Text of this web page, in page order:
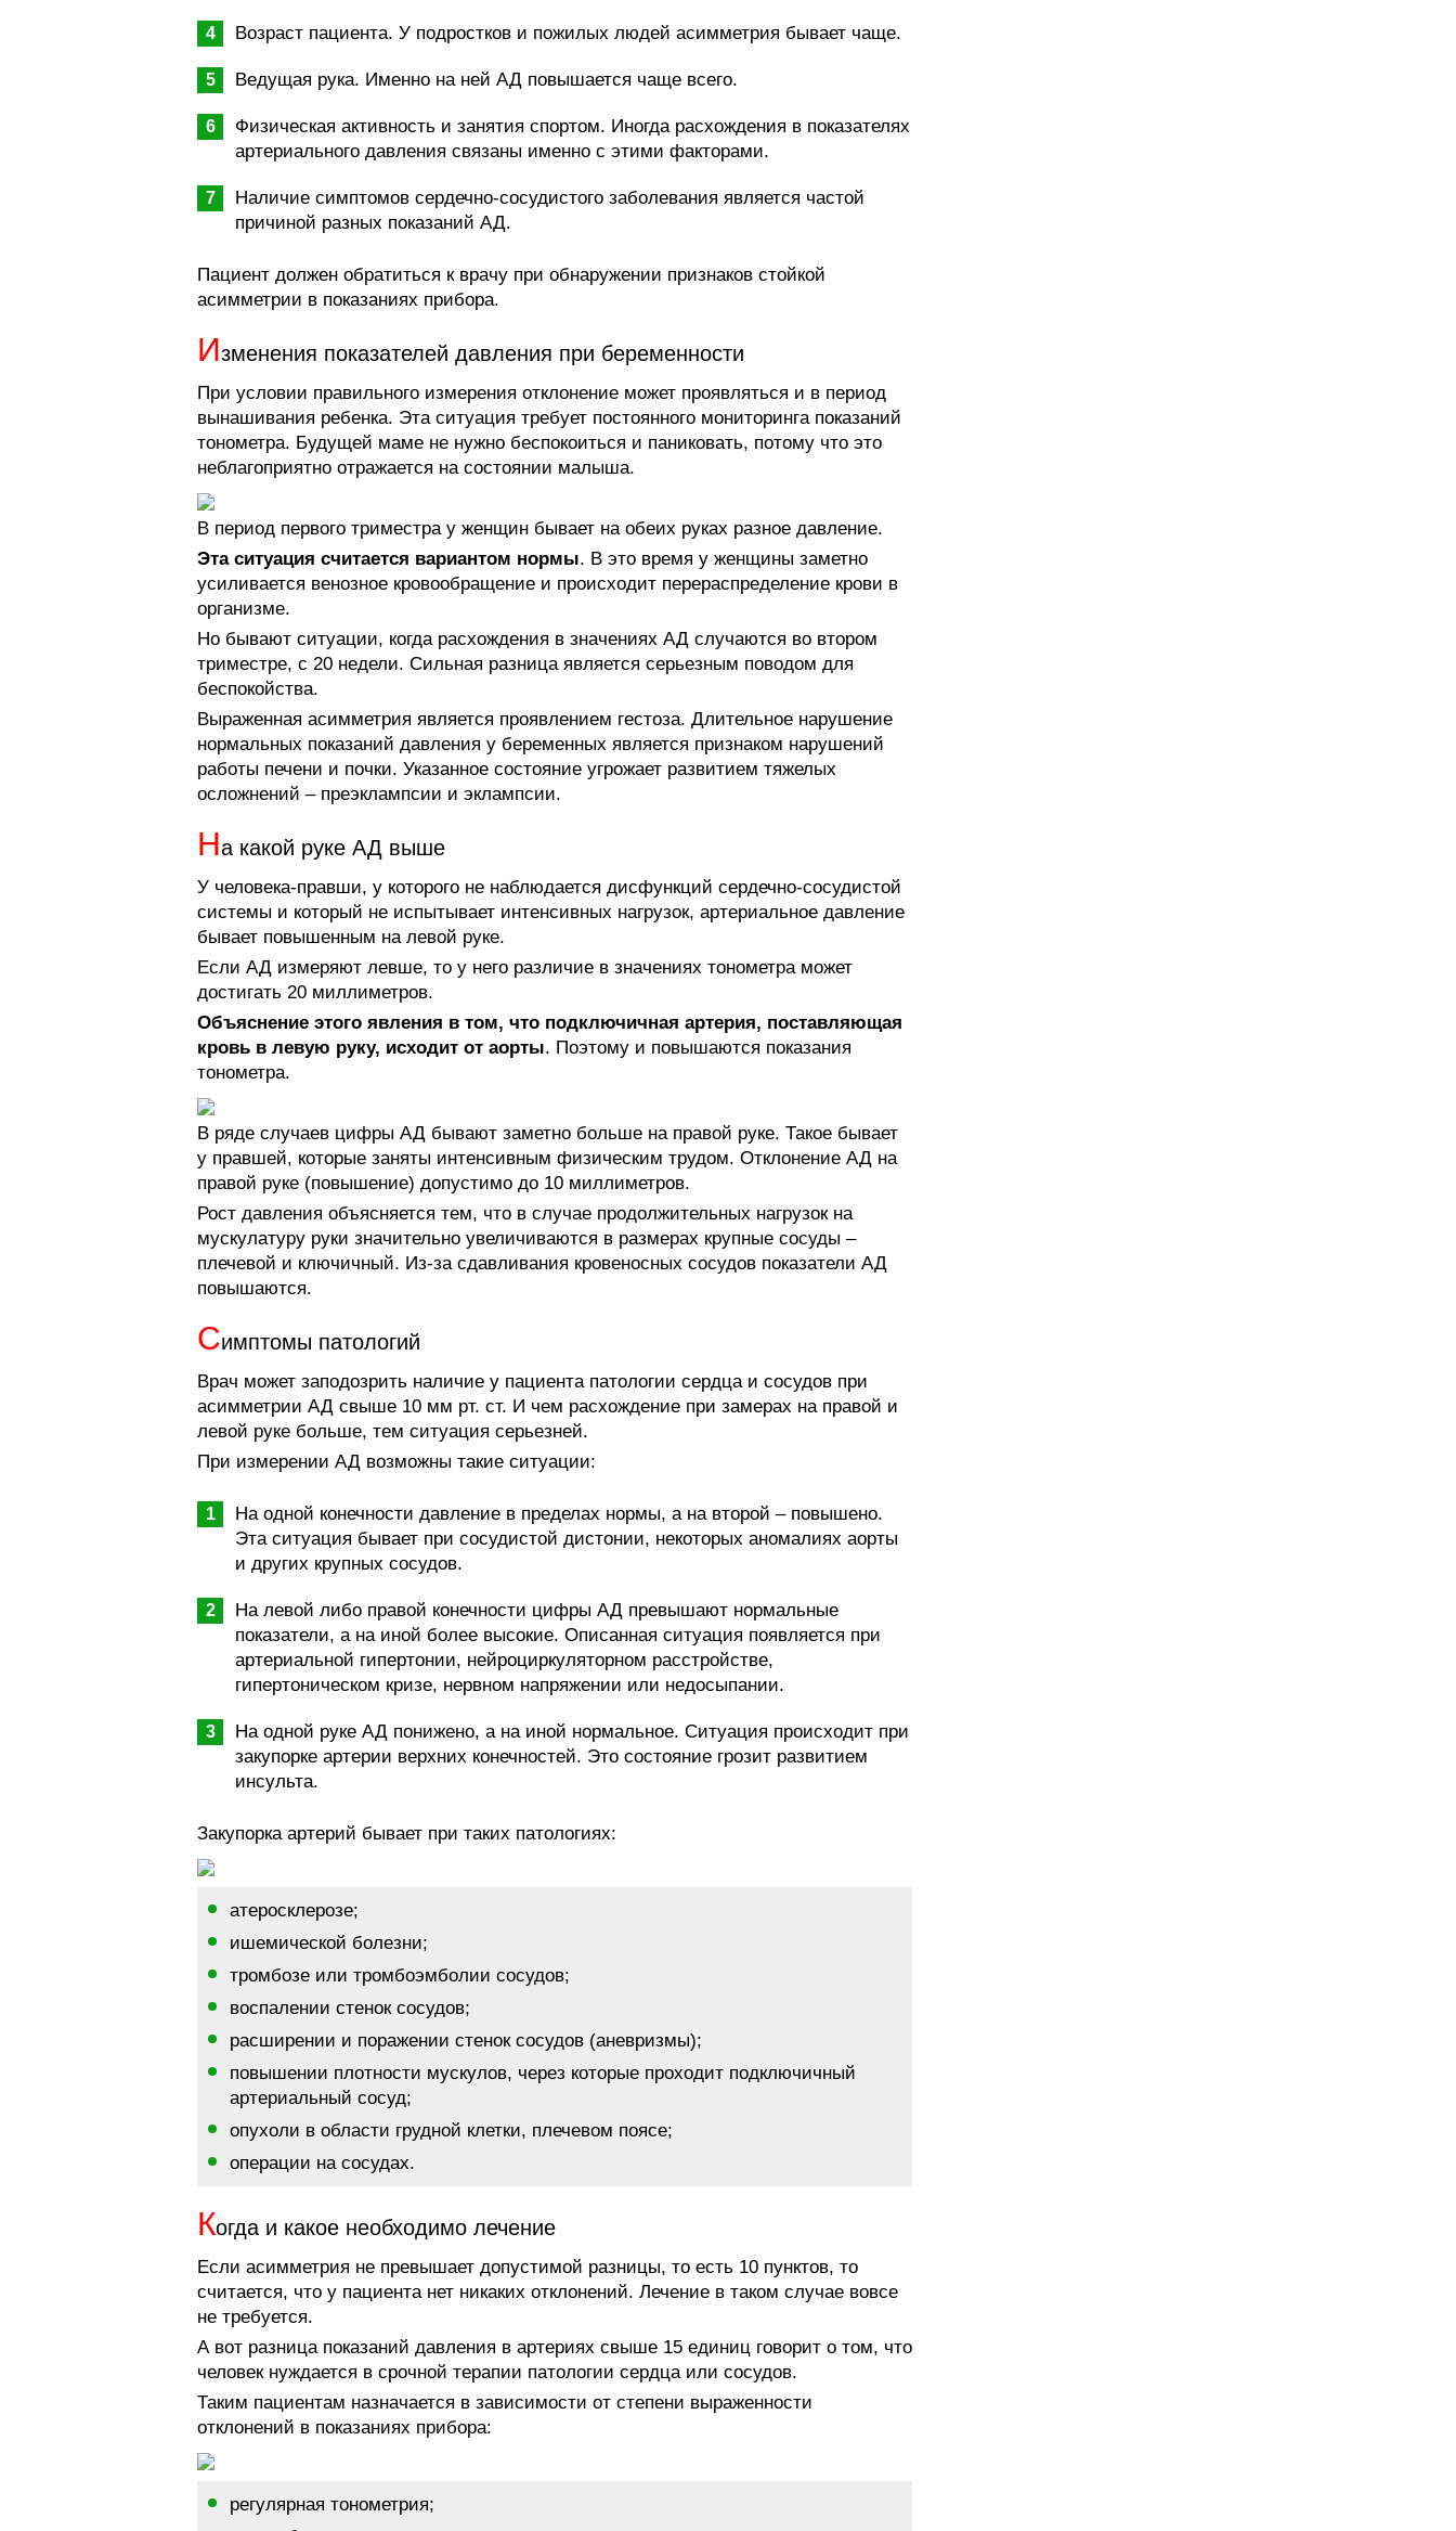
Возраст пациента. У подростков и пожилых людей асимметрия бывает чаще.
Ведущая рука. Именно на ней АД повышается чаще всего.
Физическая активность и занятия спортом. Иногда расхождения в показателях
артериального давления связаны именно с этими факторами.
Наличие симптомов сердечно-сосудистого заболевания является частой
причиной разных показаний АД.
Пациент должен обратиться к врачу при обнаружении признаков стойкой
асимметрии в показаниях прибора.
Изменения показателей давления при беременности
При условии правильного измерения отклонение может проявляться и в период
вынашивания ребенка. Эта ситуация требует постоянного мониторинга показаний
тонометра. Будущей маме не нужно беспокоиться и паниковать, потому что это
неблагоприятно отражается на состоянии малыша.
В период первого триместра у женщин бывает на обеих руках разное давление.
Эта ситуация считается вариантом нормы. В это время у женщины заметно
усиливается венозное кровообращение и происходит перераспределение крови в
организме.
Но бывают ситуации, когда расхождения в значениях АД случаются во втором
триместре, с 20 недели. Сильная разница является серьезным поводом для
беспокойства.
Выраженная асимметрия является проявлением гестоза. Длительное нарушение
нормальных показаний давления у беременных является признаком нарушений
работы печени и почки. Указанное состояние угрожает развитием тяжелых
осложнений – преэклампсии и эклампсии.
На какой руке АД выше
У человека-правши, у которого не наблюдается дисфункций сердечно-сосудистой
системы и который не испытывает интенсивных нагрузок, артериальное давление
бывает повышенным на левой руке.
Если АД измеряют левше, то у него различие в значениях тонометра может
достигать 20 миллиметров.
Объяснение этого явления в том, что подключичная артерия, поставляющая
кровь в левую руку, исходит от аорты. Поэтому и повышаются показания
тонометра.
В ряде случаев цифры АД бывают заметно больше на правой руке. Такое бывает
у правшей, которые заняты интенсивным физическим трудом. Отклонение АД на
правой руке (повышение) допустимо до 10 миллиметров.
Рост давления объясняется тем, что в случае продолжительных нагрузок на
мускулатуру руки значительно увеличиваются в размерах крупные сосуды –
плечевой и ключичный. Из-за сдавливания кровеносных сосудов показатели АД
повышаются.
Симптомы патологий
Врач может заподозрить наличие у пациента патологии сердца и сосудов при
асимметрии АД свыше 10 мм рт. ст. И чем расхождение при замерах на правой и
левой руке больше, тем ситуация серьезней.
При измерении АД возможны такие ситуации:
На одной конечности давление в пределах нормы, а на второй – повышено.
Эта ситуация бывает при сосудистой дистонии, некоторых аномалиях аорты
и других крупных сосудов.
На левой либо правой конечности цифры АД превышают нормальные
показатели, а на иной более высокие. Описанная ситуация появляется при
артериальной гипертонии, нейроциркуляторном расстройстве,
гипертоническом кризе, нервном напряжении или недосыпании.
На одной руке АД понижено, а на иной нормальное. Ситуация происходит при
закупорке артерии верхних конечностей. Это состояние грозит развитием
инсульта.
Закупорка артерий бывает при таких патологиях:
атеросклерозе;
ишемической болезни;
тромбозе или тромбоэмболии сосудов;
воспалении стенок сосудов;
расширении и поражении стенок сосудов (аневризмы);
повышении плотности мускулов, через которые проходит подключичный
артериальный сосуд;
опухоли в области грудной клетки, плечевом поясе;
операции на сосудах.
Когда и какое необходимо лечение
Если асимметрия не превышает допустимой разницы, то есть 10 пунктов, то
считается, что у пациента нет никаких отклонений. Лечение в таком случае вовсе
не требуется.
А вот разница показаний давления в артериях свыше 15 единиц говорит о том, что
человек нуждается в срочной терапии патологии сердца или сосудов.
Таким пациентам назначается в зависимости от степени выраженности
отклонений в показаниях прибора:
регулярная тонометрия;